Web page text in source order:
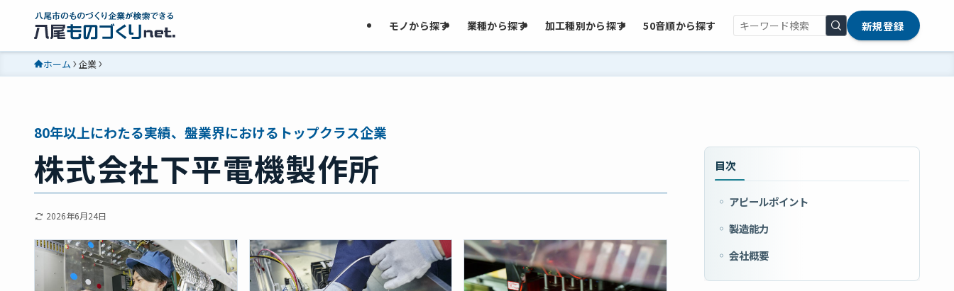
モノから探す 業種から探す 加工種別から探す 50音順から探す 新規登録
ホーム 企業
80年以上にわたる実績、盤業界におけるトップクラス企業
株式会社下平電機製作所
2026年6月24日
目次
アピールポイント
製造能力
会社概要